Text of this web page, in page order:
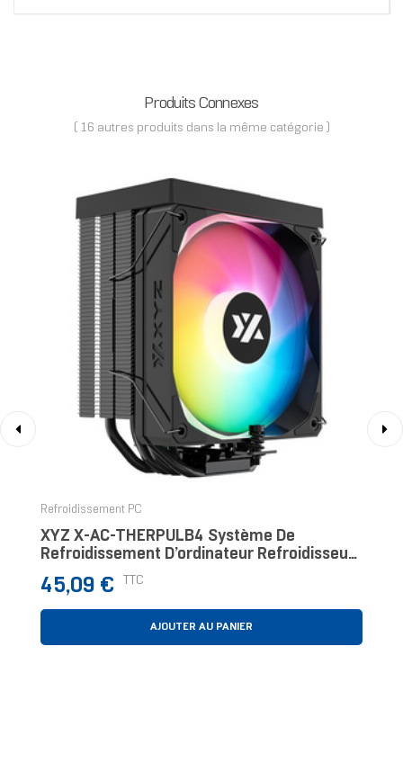
Produits Connexes
( 16 autres produits dans la même catégorie )
Refroidissement PC
XYZ X-AC-THERPULB4 Système De
Refroidissement D’ordinateur Refroidisseur
Prix
45,09 € TTC
AJOUTER AU PANIER